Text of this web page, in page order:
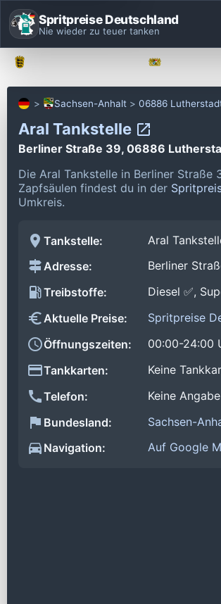
Spritpreise Deutschland
Nie wieder zu teuer tanken
Sachsen-Anhalt 06886
Aral Tankstelle
Berliner Straße 39, 06886
Die Aral Tankstelle in Berliner
Zapfsäulen findest du in der
Umkreis.
Tankstelle:
Aral
Adresse:
Berliner
Treibstoffe:
Diesel ✅,
Aktuelle Preise:
Spritpreise
Öffnungszeiten:
00:00-24:00
Tankkarten:
Keine
Telefon:
Keine Angabe
Bundesland:
Sachsen-
Navigation:
Auf Google